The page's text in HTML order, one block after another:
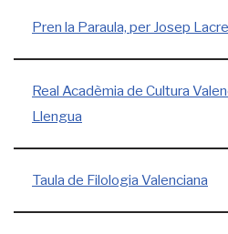
Pren la Paraula, per Josep
Real Acadèmia de Cultura
Llengua
Taula de Filologia Valenciana